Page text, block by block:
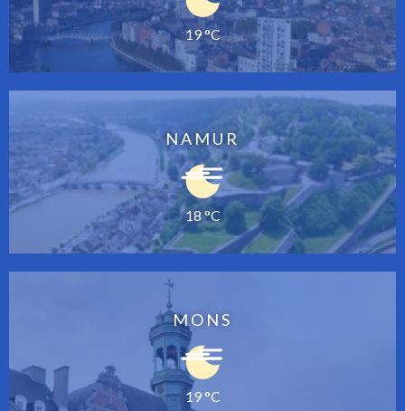
19 °C
NAMUR
18 °C
MONS
19 °C